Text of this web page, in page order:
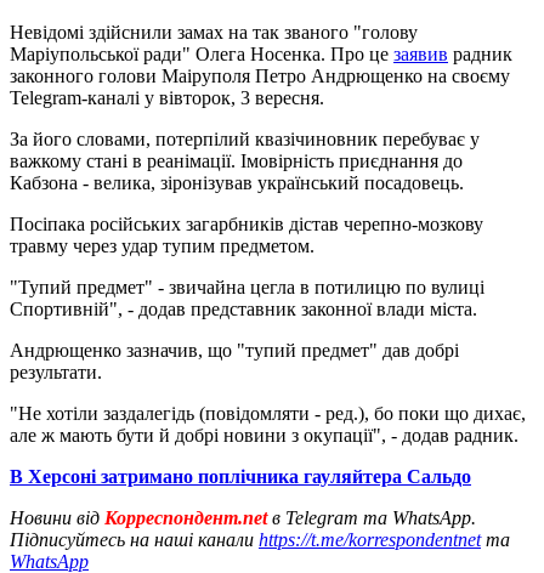
Невідомі здійснили замах на так званого "голову
Маріупольської ради" Олега Носенка. Про це заявив радник
законного голови Маіруполя Петро Андрющенко на своєму
Telegram-каналі у вівторок, 3 вересня.
За його словами, потерпілий квазічиновник перебуває у
важкому стані в реанімації. Імовірність приєднання до
Кабзона - велика, зіронізував український посадовець.
Посіпака російських загарбників дістав черепно-мозкову
травму через удар тупим предметом.
"Тупий предмет" - звичайна цегла в потилицю по вулиці
Спортивній", - додав представник законної влади міста.
Андрющенко зазначив, що "тупий предмет" дав добрі
результати.
"Не хотіли заздалегідь (повідомляти - ред.), бо поки що дихає,
але ж мають бути й добрі новини з окупації", - додав радник.
В Херсоні затримано поплічника гауляйтера Сальдо
Новини від Корреспондент.netв Telegram та WhatsApp.
Підписуйтесь на наші канали https://t.me/korrespondentnetта
WhatsApp